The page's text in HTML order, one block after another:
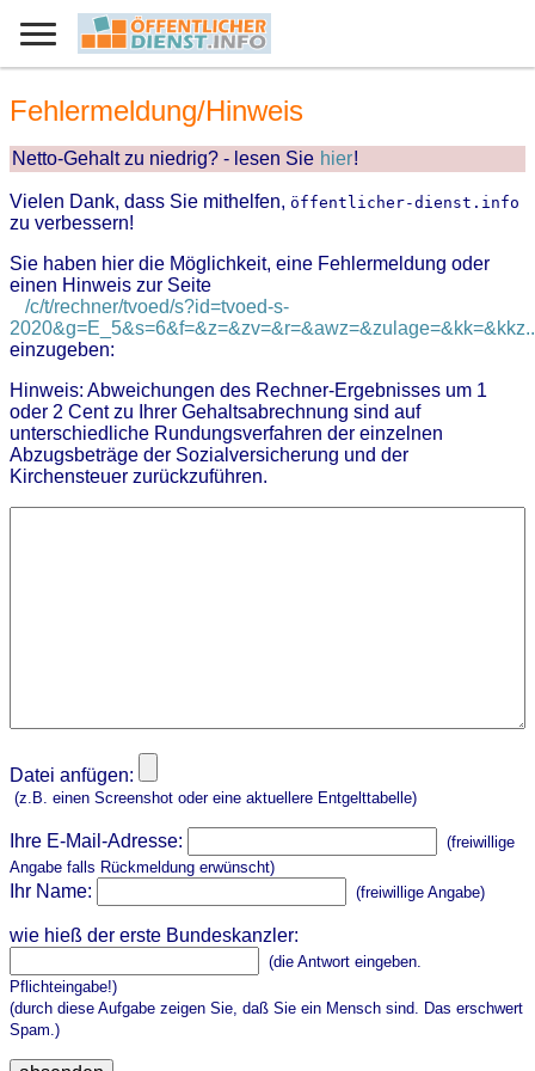
Fehlermeldung/Hinweis
Netto-Gehalt zu niedrig? - lesen Sie hier!
Vielen Dank, dass Sie mithelfen, öffentlicher-dienst.info
zu verbessern!
Sie haben hier die Möglichkeit, eine Fehlermeldung oder
einen Hinweis zur Seite
/c/t/rechner/tvoed/s?id=tvoed-s-
einzugeben:
Hinweis: Abweichungen des Rechner-Ergebnisses um 1
oder 2 Cent zu Ihrer Gehaltsabrechnung sind auf
unterschiedliche Rundungsverfahren der einzelnen
Abzugsbeträge der Sozialversicherung und der
Kirchensteuer zurückzuführen.
Datei anfügen:
(z.B. einen Screenshot oder eine aktuellere Entgelttabelle)
Ihre E-Mail-Adresse:
(freiwillige
Angabe falls Rückmeldung erwünscht)
Ihr Name: (freiwillige Angabe)
wie hieß der erste Bundeskanzler:
(die Antwort eingeben.
Pflichteingabe!)
(durch diese Aufgabe zeigen Sie, daß Sie ein Mensch sind. Das erschwert
Spam.)